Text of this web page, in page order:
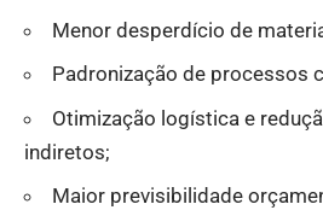
Menor desperdício de
Padronização de processos
Otimização logística e
indiretos;
Maior previsibilidade